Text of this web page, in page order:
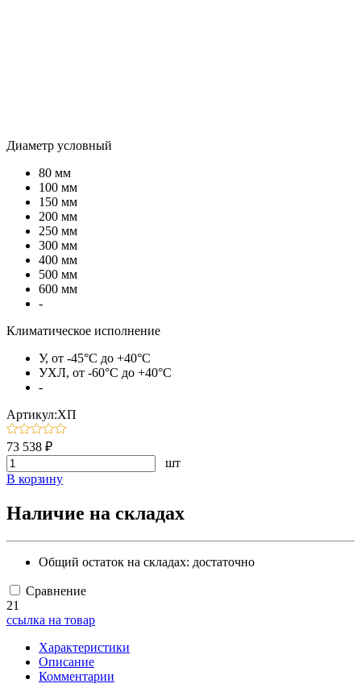
Диаметр условный
80 мм
100 мм
150 мм
200 мм
250 мм
300 мм
400 мм
500 мм
600 мм
-
Климатическое исполнение
У, от -45°C до +40°C
УХЛ, от -60°C до +40°C
-
Артикул:ХП
73 538 ₽
шт
В корзину
Наличие на складах
Общий остаток на складах: достаточно
Сравнение
21
ссылка на товар
Характеристики
Описание
Комментарии